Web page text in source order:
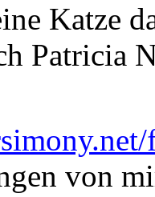
Katze
Patricia
von